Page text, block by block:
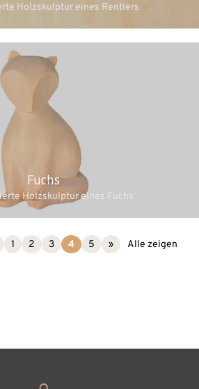
Holzskulptur eines Rentiers
Fuchs
Holzskulptur eines Fuchs
1 2 3 4 5 » Alle zeigen